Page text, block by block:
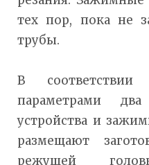
тех пор, пока не
трубы.
В
параметрами
устройства и
размещают
режущей